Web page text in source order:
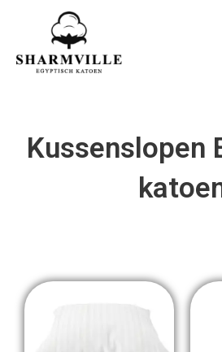
inhoud
Kussenslopen